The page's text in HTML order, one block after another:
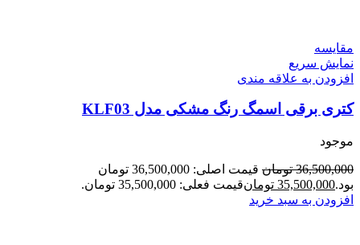
مقايسه
نمایش سریع
افزودن به علاقه مندی
کتری برقی اسمگ رنگ مشکی مدل KLF03
موجود
36,500,000 تومان
قیمت اصلی: 36,500,000 تومان
بود.35,500,000 تومانقیمت فعلی: 35,500,000 تومان.
افزودن به سبد خرید